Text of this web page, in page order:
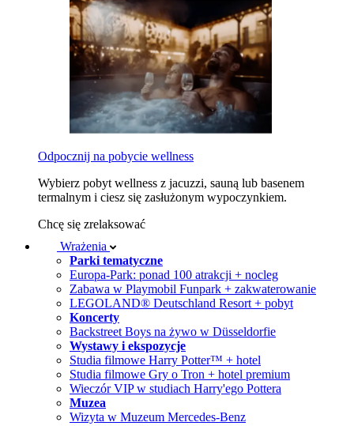
Odpocznij na pobycie wellness
Wybierz pobyt wellness z jacuzzi, sauną lub basenem
termalnym i ciesz się zasłużonym wypoczynkiem.
Chcę się zrelaksować
Wrażenia
Parki tematyczne
Europa-Park: ponad 100 atrakcji + nocleg
Zabawa w Playmobil Funpark + zakwaterowanie
LEGOLAND® Deutschland Resort + pobyt
Koncerty
Backstreet Boys na żywo w Düsseldorfie
Wystawy i ekspozycje
Studia filmowe Harry Potter™ + hotel
Studia filmowe Gry o Tron + hotel premium
Wieczór VIP w studiach Harry'ego Pottera
Muzea
Wizyta w Muzeum Mercedes-Benz